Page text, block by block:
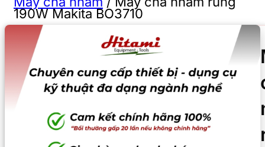
190W Makita BO3710